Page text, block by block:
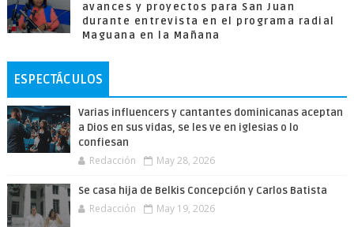
avances y proyectos para San Juan
durante entrevista en el programa radial
Maguana en la Mañana
ESPECTÁCULOS
Varias influencers y cantantes dominicanas aceptan
a Dios en sus vidas, se les ve en iglesias o lo
confiesan
Redacción May 28, 2026
Se casa hija de Belkis Concepción y Carlos Batista
Redacción May 19, 2026